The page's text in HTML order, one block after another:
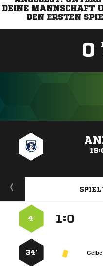
DEINE MANNSCHAFT
DEN ERSTEN
0
:
4’
34’